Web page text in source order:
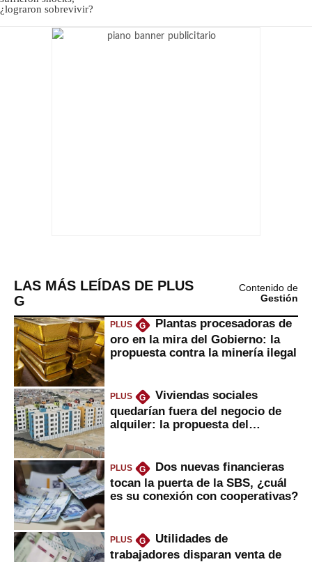
LAS MÁS LEÍDAS DE PLUS
G
Contenido de
Gestión
PLUS G
Plantas procesadoras de
oro en la mira del Gobierno: la
propuesta contra la minería ilegal
PLUS G
Viviendas sociales
quedarían fuera del negocio de
alquiler: la propuesta del
PLUS G
Dos nuevas financieras
tocan la puerta de la SBS, ¿cuál
es su conexión con cooperativas?
PLUS G
Utilidades de
trabajadores disparan venta de